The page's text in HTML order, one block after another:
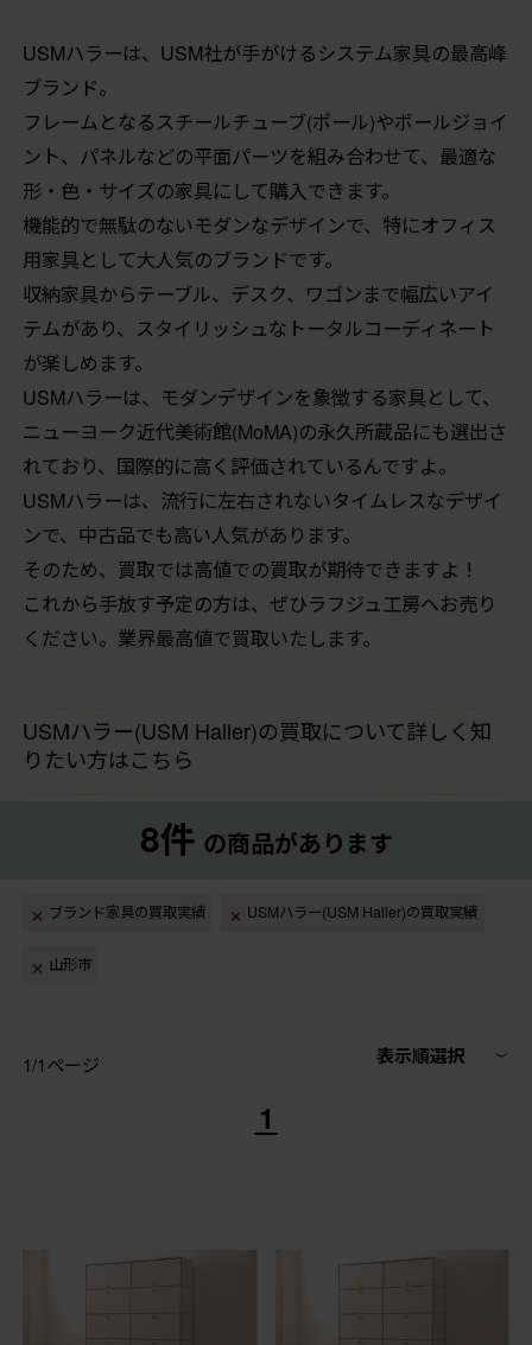
USMハラーは、USM社が手がけるシステム家具の最高峰
ブランド。
フレームとなるスチールチューブ(ポール)やボールジョイ
ント、パネルなどの平面パーツを組み合わせて、最適な
形・色・サイズの家具にして購入できます。
機能的で無駄のないモダンなデザインで、特にオフィス
用家具として大人気のブランドです。
収納家具からテーブル、デスク、ワゴンまで幅広いアイ
テムがあり、スタイリッシュなトータルコーディネート
が楽しめます。
USMハラーは、モダンデザインを象徴する家具として、
ニューヨーク近代美術館(MoMA)の永久所蔵品にも選出さ
れており、国際的に高く評価されているんですよ。
USMハラーは、流行に左右されないタイムレスなデザイ
ンで、中古品でも高い人気があります。
そのため、買取では高値での買取が期待できますよ！
これから手放す予定の方は、ぜひラフジュ工房へお売り
ください。業界最高値で買取いたします。
USMハラー(USM Haller)の買取について詳しく知
りたい方はこちら
8件 の商品があります
ブランド家具の買取実績 USMハラー(USM Haller)の買取実績
山形市
1/1ページ 表示順選択
1